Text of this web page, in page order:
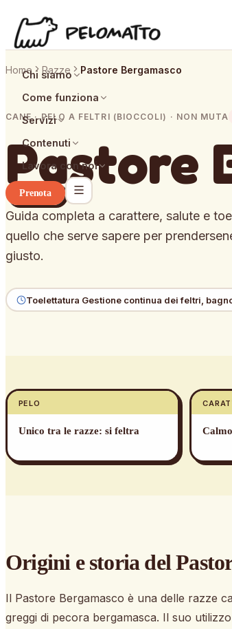
Chi siamo
Come funziona
Servizi
Contenuti
Lavora con noi
Prenota
Home Razze Pastore Bergamasco
CANE · PELO A FELTRI (BIOCCOLI) · NON MUTA
Pastore
Guida completa a carattere, salute e
quello che serve sapere per
giusto.
Toelettatura Gestione continua dei feltri,
PELO
Unico tra le razze: si feltra
Origini e storia del
Il Pastore Bergamasco è una delle razze
greggi di pecora bergamasca. Il suo